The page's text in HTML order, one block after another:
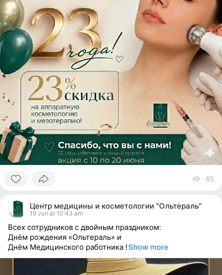
people
reacted
45
Центр медицины и косметологии "Ольтераль"
19 Jun at 10:43 am
Всех сотрудников с двойным праздником:
Днём рождения «Ольтераль» и
Днём Медицинского работника !Show more